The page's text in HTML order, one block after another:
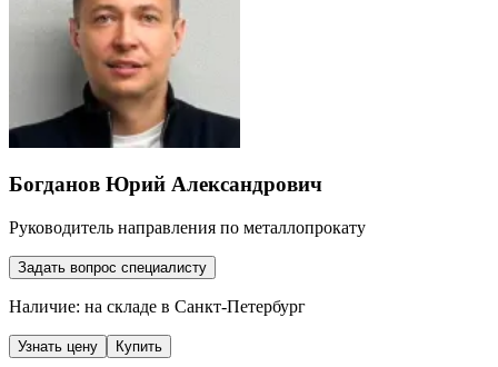
Богданов Юрий Александрович
Руководитель направления по металлопрокату
Задать вопрос специалисту
Наличие: на складе в Санкт-Петербург
Узнать цену Купить